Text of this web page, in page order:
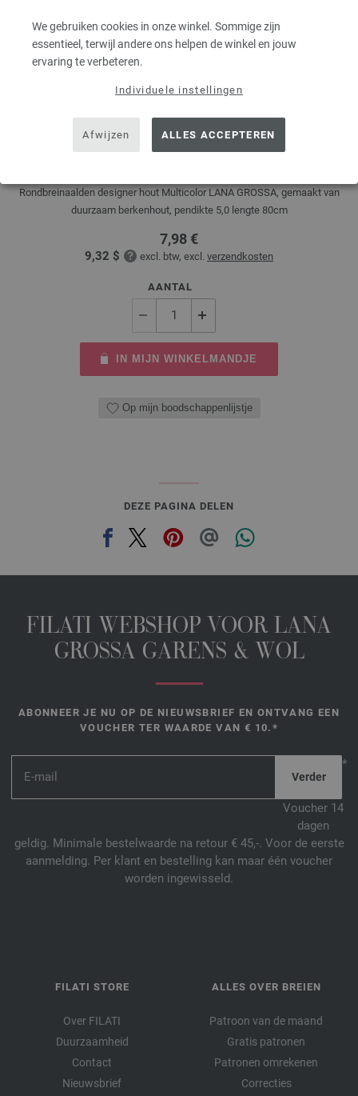
We gebruiken cookies in onze winkel. Sommige zijn
essentieel, terwijl andere ons helpen de winkel en jouw
ervaring te verbeteren.
Individuele instellingen
Afwijzen ALLES ACCEPTEREN
Rondbreinaalden Designer Hout Multicolor dikte
5,0/80cm
Rondbreinaalden designer hout Multicolor LANA GROSSA, gemaakt van
duurzaam berkenhout, pendikte 5,0 lengte 80cm
7,98 €
9,32 $ excl. btw, excl. verzendkosten
AANTAL
IN MIJN WINKELMANDJE
Op mijn boodschappenlijstje
DEZE PAGINA DELEN
FILATI WEBSHOP VOOR LANA
GROSSA GARENS & WOL
ABONNEER JE NU OP DE NIEUWSBRIEF EN ONTVANG EEN
VOUCHER TER WAARDE VAN € 10.*
*
Voucher 14
dagen
geldig. Minimale bestelwaarde na retour € 45,-. Voor de eerste
aanmelding. Per klant en bestelling kan maar één voucher
worden ingewisseld.
FILATI STORE
Over FILATI
Duurzaamheid
Contact
Nieuwsbrief
ALLES OVER BREIEN
Patroon van de maand
Gratis patronen
Patronen omrekenen
Correcties